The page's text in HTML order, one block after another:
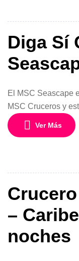
Diga Sí
El MSC Seascape
MSC Cruceros y
experiencia
entre agosto y
Ver Más
–
noches